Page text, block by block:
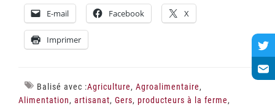
E-mail Facebook X
Imprimer
Balisé avec :Agriculture, Agroalimentaire,
Alimentation, artisanat, Gers, producteurs à la ferme,